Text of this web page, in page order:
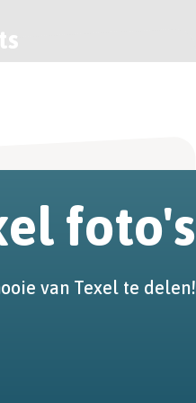
foto's
van Texel te delen!